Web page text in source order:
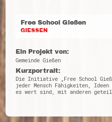
Free School Gießen
GIESSEN
Ein Projekt von:
Gemeinde Gießen
Kurzportrait:
Die Initiative „Free School
jeder Mensch Fähigkeiten,
es wert sind, mit anderen